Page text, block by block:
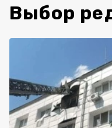
Выбор